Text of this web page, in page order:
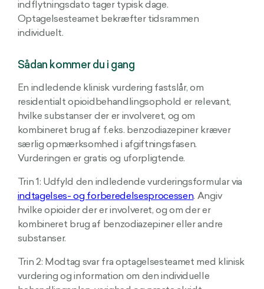
indflytningsdato tager typisk dage.
Optagelsesteamet bekræfter tidsrammen
individuelt.
Sådan kommer du i gang
En indledende klinisk vurdering fastslår, om
residentialt opioidbehandlingsophold er relevant,
hvilke substanser der er involveret, og om
kombineret brug af f.eks. benzodiazepiner kræver
særlig opmærksomhed i afgiftningsfasen.
Vurderingen er gratis og uforpligtende.
Trin 1: Udfyld den indledende vurderingsformular via
indtagelses- og forberedelsesprocessen. Angiv
hvilke opioider der er involveret, og om der er
kombineret brug af benzodiazepiner eller andre
substanser.
Trin 2: Modtag svar fra optagelsesteamet med klinisk
vurdering og information om den individuelle